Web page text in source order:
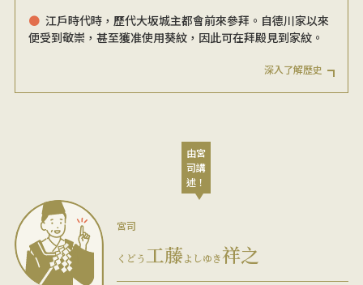
江戶時代時，歷代大坂城主都會前來參拜。自德川家以來
便受到敬崇，甚至獲准使用葵紋，因此可在拜殿見到家紋。
深入了解歷史
由宮
司講
述！
宮司
くどう工藤よしゆき祥之